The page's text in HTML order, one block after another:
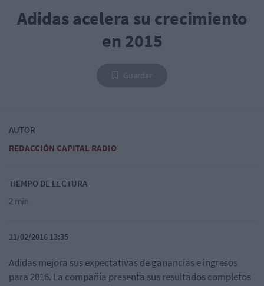
Adidas acelera su crecimiento
en 2015
AUTOR
REDACCIÓN CAPITAL RADIO
TIEMPO DE LECTURA
2 min
11/02/2016 13:35
Adidas mejora sus expectativas de ganancias e ingresos
para 2016. La compañía presenta sus resultados completos